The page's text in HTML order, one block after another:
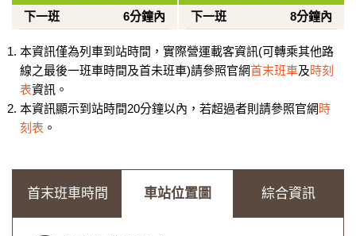
下一班
6分鐘內
下一班
8分鐘內
本資訊僅為列車到站時間，實際營運載客資訊(可轉乘其他路
線之最後一班車時間及首未班車)請參照官網首末班車及時刻
表資訊。
本資訊顯示到站時間20分鐘以內，若超過者則請參照官網 時
刻表 。
首末班車時間 車站位置圖 綜合資訊